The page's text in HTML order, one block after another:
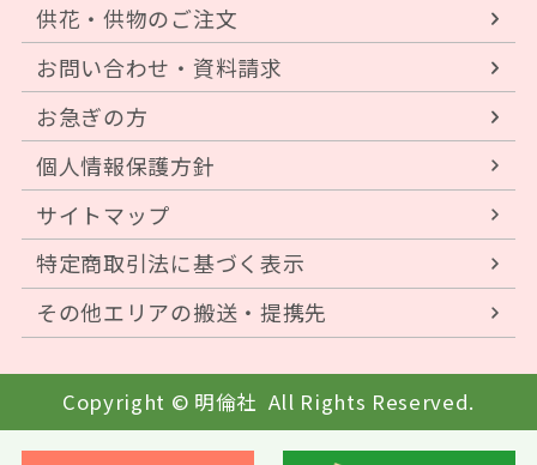
供花・供物のご注文
お問い合わせ・資料請求
お急ぎの方
個人情報保護方針
サイトマップ
特定商取引法に基づく表示
その他エリアの搬送・提携先
Copyright © 明倫社 All Rights Reserved.